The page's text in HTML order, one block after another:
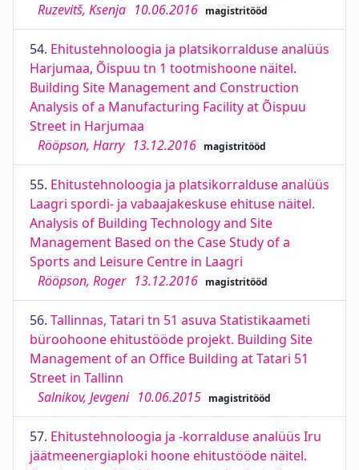
Ruzevitš, Ksenja 10.06.2016 magistritööd
54. Ehitustehnoloogia ja platsikorralduse analüüs
Harjumaa, Õispuu tn 1 tootmishoone näitel.
Building Site Management and Construction
Analysis of a Manufacturing Facility at Õispuu
Street in Harjumaa
Rööpson, Harry 13.12.2016 magistritööd
55. Ehitustehnoloogia ja platsikorralduse analüüs
Laagri spordi- ja vabaajakeskuse ehituse näitel.
Analysis of Building Technology and Site
Management Based on the Case Study of a
Sports and Leisure Centre in Laagri
Rööpson, Roger 13.12.2016 magistritööd
56. Tallinnas, Tatari tn 51 asuva Statistikaameti
büroohoone ehitustööde projekt. Building Site
Management of an Office Building at Tatari 51
Street in Tallinn
Salnikov, Jevgeni 10.06.2015 magistritööd
57. Ehitustehnoloogia ja -korralduse analüüs Iru
jäätmeenergiaploki hoone ehitustööde näitel.